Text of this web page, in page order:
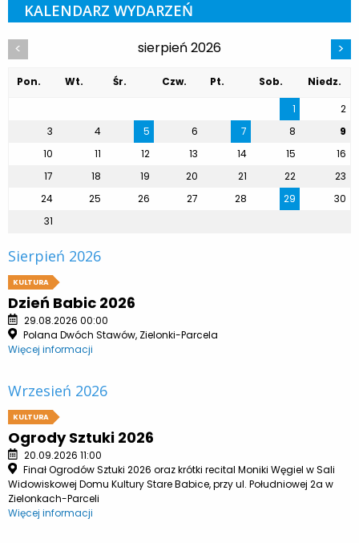
KALENDARZ WYDARZEŃ
< sierpień 2026 >
Pon. Wt. Śr. Czw. Pt. Sob.
Niedz.
1
2
3
4 5 6 7 8
9
10
11 12 13 14 15
16
17
18 19 20 21 22
23
24
25 26 27 28 29
30
31
Sierpień 2026
KULTURA
Dzień Babic 2026
29.08.2026 00:00
Polana Dwóch Stawów, Zielonki-Parcela
Więcej informacji
Wrzesień 2026
KULTURA
Ogrody Sztuki 2026
20.09.2026 11:00
Finał Ogrodów Sztuki 2026 oraz krótki recital Moniki Węgiel w Sali
Widowiskowej Domu Kultury Stare Babice, przy ul. Południowej 2a w
Zielonkach-Parceli
Więcej informacji